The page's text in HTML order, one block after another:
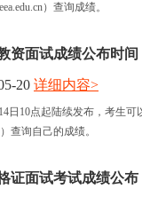
）查询成绩。
资面试成绩公布时间
20
日10点起陆续发布，考生
）查询自己的成绩。
详细内容>
证面试考试成绩公布